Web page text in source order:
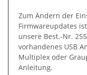
Zum Ändern der
Firmwareupdates
unsere Best.-Nr.
vorhandenes USB
Multiplex oder
Anleitung.